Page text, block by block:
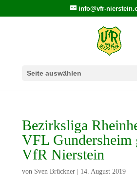
info@vfr-
Seite auswählen
Bezirksliga
VFL Gundersheim
VfR Nierstein
von Sven Brückner| 14. August 2019